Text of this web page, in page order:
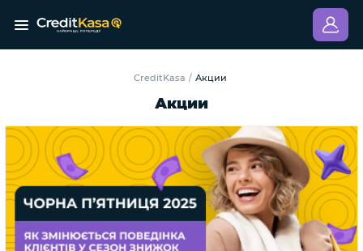
CreditKasa / Акции
Акции